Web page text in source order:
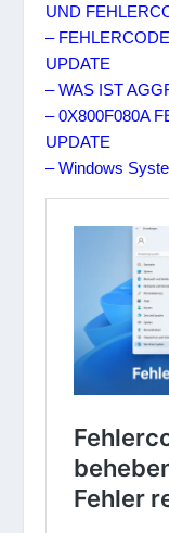
UND
–
UPDATE
– WAS IST
– 0X800F080A
UPDATE
– Windows